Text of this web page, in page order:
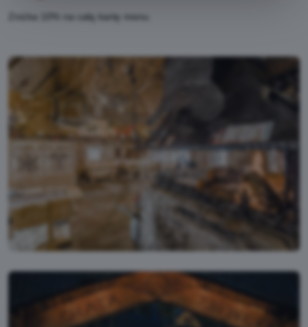
Zniżka 10% na całą kartę menu.